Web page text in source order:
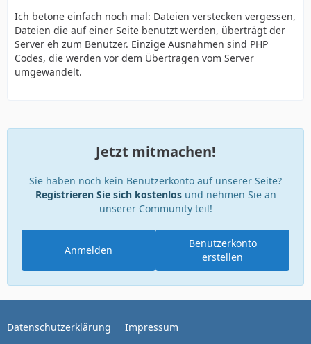
Ich betone einfach noch mal: Dateien verstecken vergessen,
Dateien die auf einer Seite benutzt werden, überträgt der
Server eh zum Benutzer. Einzige Ausnahmen sind PHP
Codes, die werden vor dem Übertragen vom Server
umgewandelt.
Jetzt mitmachen!
Sie haben noch kein Benutzerkonto auf unserer Seite?
Registrieren Sie sich kostenlosund nehmen Sie an
unserer Community teil!
Benutzerkonto
erstellen
Anmelden
Datenschutzerklärung Impressum